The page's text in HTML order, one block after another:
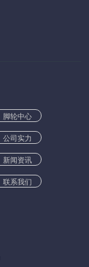
脚轮中心
公司实力
新闻资讯
联系我们